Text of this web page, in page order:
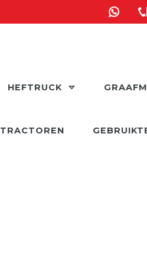
HEFTRUCK
TRACTOREN